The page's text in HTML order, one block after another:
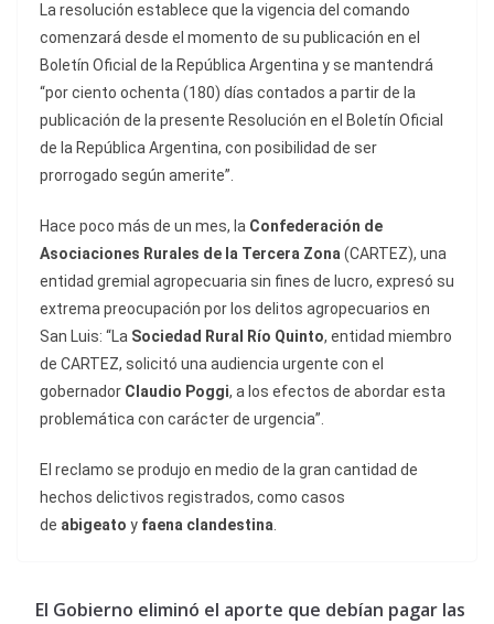
La resolución establece que la vigencia del comando
comenzará desde el momento de su publicación en el
Boletín Oficial de la República Argentina y se mantendrá
“por ciento ochenta (180) días contados a partir de la
publicación de la presente Resolución en el Boletín Oficial
de la República Argentina, con posibilidad de ser
prorrogado según amerite”.
Hace poco más de un mes, la Confederación de
Asociaciones Rurales de la Tercera Zona(CARTEZ), una
entidad gremial agropecuaria sin fines de lucro, expresó su
extrema preocupación por los delitos agropecuarios en
San Luis: “La Sociedad Rural Río Quinto, entidad miembro
de CARTEZ, solicitó una audiencia urgente con el
gobernador Claudio Poggi, a los efectos de abordar esta
problemática con carácter de urgencia”.
El reclamo se produjo en medio de la gran cantidad de
hechos delictivos registrados, como casos
de abigeato y faena clandestina.
El Gobierno eliminó el aporte que debían pagar las